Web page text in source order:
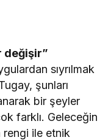
değişir”
sıyrılmak
şunları
bir şeyler
farklı. Geleceğin
rengi ile etnik